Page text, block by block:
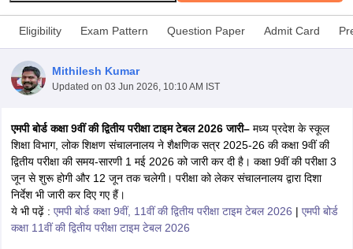
Time Table 2026
12th Supplementary Result 2026TN 11th Arrear Result 2026
CBSE 10th Second Board Result Marksheet 2026
HS Result 2026CBSE Class 12 Result Link 2026Punjab
CBSE 10th Science Question Paper 2026 Second Exam
Eligibility Exam Pattern Question Paper Admit Card
Mithilesh Kumar
Updated on 03 Jun 2026, 10:10 AM IST
एमपी बोर्ड कक्षा 9वीं की द्वितीय परीक्षा टाइम टेबल 2026 जारी–मध्य प्रदेश के स्कूल
शिक्षा विभाग, लोक शिक्षण संचालनालय ने शैक्षणिक सत्र 2025-26 की कक्षा 9वीं की
द्वितीय परीक्षा की समय-सारणी 1 मई 2026 को जारी कर दी है। कक्षा 9वीं की परीक्षा 3
जून से शुरू होगी और 12 जून तक चलेगी। परीक्षा को लेकर संचालनालय द्वारा दिशा
निर्देश भी जारी कर दिए गए हैं।
ये भी पढ़ें : एमपी बोर्ड कक्षा 9वीं, 11वीं की द्वितीय परीक्षा टाइम टेबल 2026 | एमपी बोर्ड
कक्षा 11वीं की द्वितीय परीक्षा टाइम टेबल 2026